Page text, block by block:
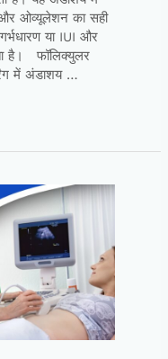
और ओव्यूलेशन का सही
या IUI और
है। फॉलिक्युलर
में अंडाशय …